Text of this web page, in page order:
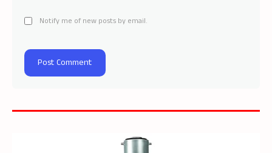
Notify me of new posts by email.